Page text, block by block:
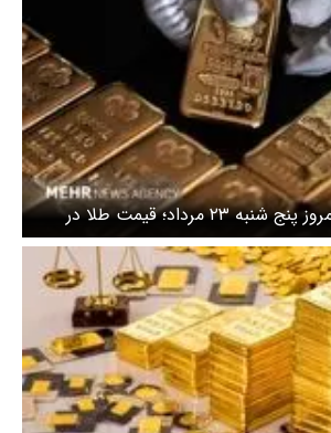
قیمت جهانی طلا امروز پنج شنبه ۲۳ مرداد؛ قیمت طلا در